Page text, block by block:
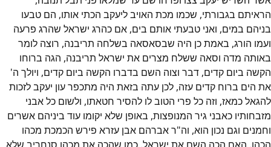
הראיתם בגבורתי, שכמו מכת האויב ליעקב הכתי אותו, הם טבעו
בניהם במים, ואני טבעתי אותם בים, אם כהרג ישראל שהרג פרעה
ועמו הורג, באמת כן היה שבסאסאה בשלחה תריבנה, רוצה לומר
באותה מדה וסאה ששלח מצרים את ישראל תריבנה, הגה ברוחו
הקשה ביום קדים, דבר וצוה השם בדברו הקשה ביום קדים, ויולך ה'
את הים ברוח קדים עזה, לכן עתה בזאת היה מתכפר עון יעקב לזכות
להגאל כמאז, וזה כל פרי הטוב לו להסיר חטאתו, ולשום כל אבני
מזבחותיו כאבני גיר המנופצות, באופן שלא יקומו עוד ביניהם אשרים
וחמנים וגם נכון הוא, וה"ר אברהם אבן עזרא פירש הכמכת מכהו